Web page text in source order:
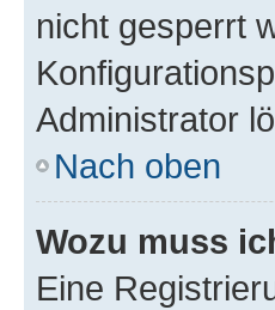
nicht gesperrt
Administrator
Nach oben
Wozu muss
Eine